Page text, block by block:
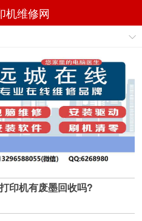
机维修网
印机有废墨回收吗?